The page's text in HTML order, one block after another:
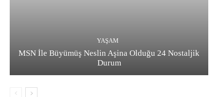
YAŞAM
MSN İle Büyümüş Neslin Aşina Olduğu 24 Nostaljik
Durum